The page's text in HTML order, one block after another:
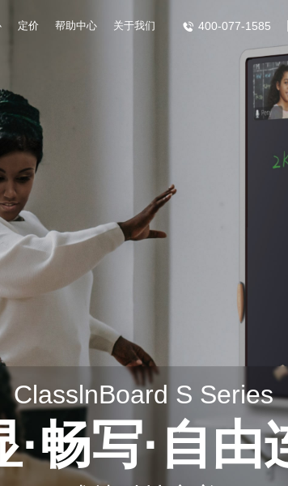
定价 帮助中心 关于我们 400-077-1585
不止智能
更是智慧
让教育回归立德树人本质。
下载 ClassIn